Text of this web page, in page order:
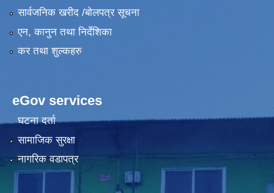
सार्वजनिक खरीद /बोलपत्र सूचना
एन, कानुन तथा निर्देशिका
कर तथा शुल्कहरु
eGov services
घटना दर्ता
सामाजिक सुरक्षा
नागरिक वडापत्र